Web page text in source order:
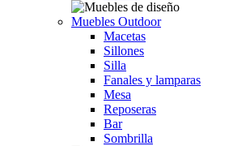
Muebles Outdoor
Macetas
Sillones
Silla
Fanales y lamparas
Mesa
Reposeras
Bar
Sombrilla